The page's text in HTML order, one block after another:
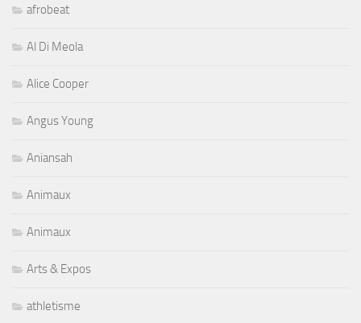
afrobeat
Al Di Meola
Alice Cooper
Angus Young
Aniansah
Animaux
Animaux
Arts & Expos
athletisme